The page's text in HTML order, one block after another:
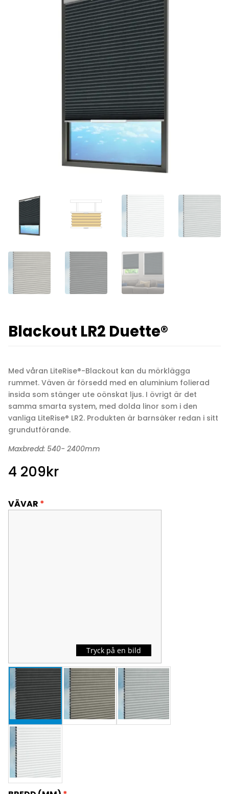
Blackout LR2 Duette®
Med våran LiteRise®-Blackout kan du mörklägga
rummet. Väven är försedd med en aluminium folierad
insida som stänger ute oönskat ljus. I övrigt är det
samma smarta system, med dolda linor som i den
vanliga LiteRise® LR2. Produkten är barnsäker redan i sitt
grundutförande.
Maxbredd: 540- 2400mm
4 209kr
VÄVAR
Tryck på en bild